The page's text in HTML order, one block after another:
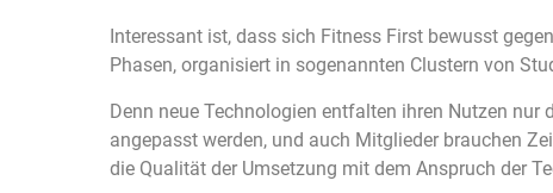
Interessant ist, dass sich Fitness First bewusst
Phasen, organisiert in sogenannten Clustern von
Denn neue Technologien entfalten ihren Nutzen
angepasst werden, und auch Mitglieder brauchen
die Qualität der Umsetzung mit dem Anspruch der